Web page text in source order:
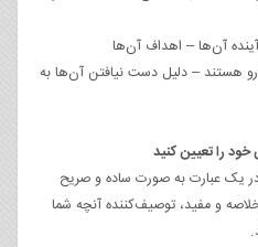
آن‌ها – اهداف آن‌ها
هستند – دلیل دست نیافتن آن‌ها به
را تعیین کنید
یک عبارت به صورت ساده و صریح
و مفید، توصیف‌کننده آنچه شما